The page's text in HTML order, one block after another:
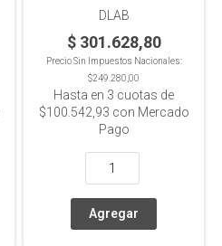
DLAB
$ 301.628,80
Precio Sin Impuestos Nacionales:
$249.280,00
Hasta en 3 cuotas de
$100.542,93 con Mercado
Pago